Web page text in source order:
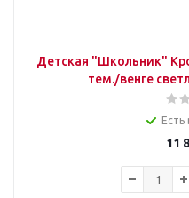
Детская "Школьник"
тем./венге
Есть
11